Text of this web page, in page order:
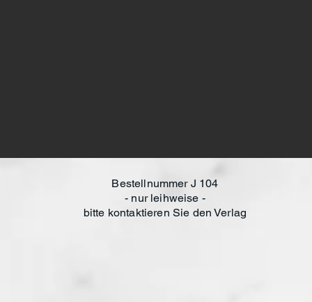
Bestellnummer J 104
- nur leihweise -
bitte kontaktieren Sie den Verlag